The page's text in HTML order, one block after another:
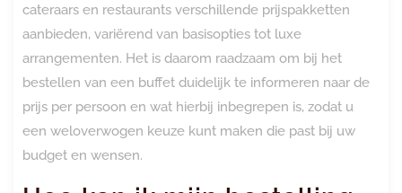
cateraars en restaurants verschillende prijspakketten
aanbieden, variërend van basisopties tot luxe
arrangementen. Het is daarom raadzaam om bij het
bestellen van een buffet duidelijk te informeren naar de
prijs per persoon en wat hierbij inbegrepen is, zodat u
een weloverwogen keuze kunt maken die past bij uw
budget en wensen.